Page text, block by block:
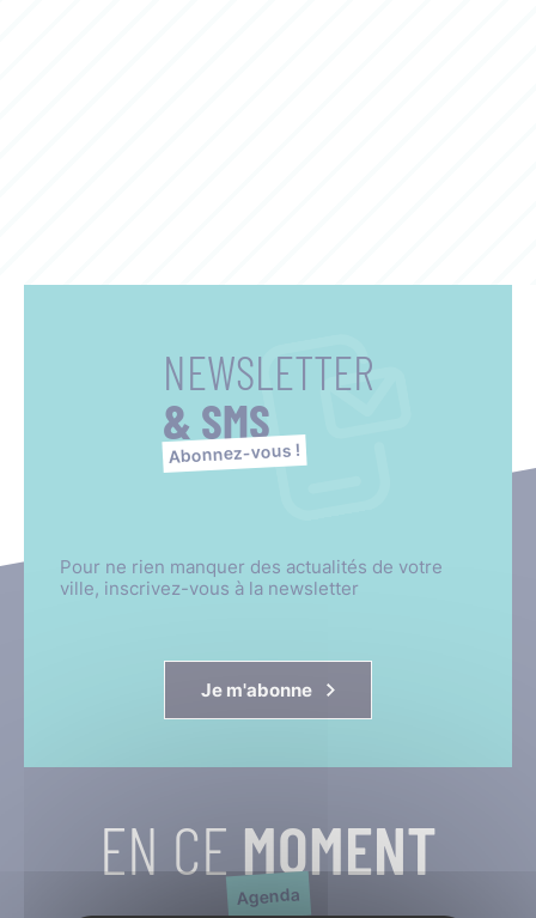
NEWSLETTER
& SMS
Abonnez-vous !
Pour ne rien manquer des actualités de votre
ville, inscrivez-vous à la newsletter
Je m'abonne
EN CE MOMENT
Agenda